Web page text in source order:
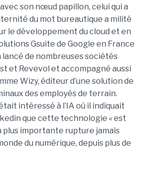
son nœud papillon, celui qui a
du mot bureautique a milité
le développement du cloud et en
Gsuite de Google en France
lancé de nombreuses sociétés
et Revevol et accompagné aussi
Wizy, éditeur d’une solution de
des employés de terrain.
intéressé à l’IA où il indiquait
que cette technologie « est
plus importante rupture jamais
du numérique, depuis plus de